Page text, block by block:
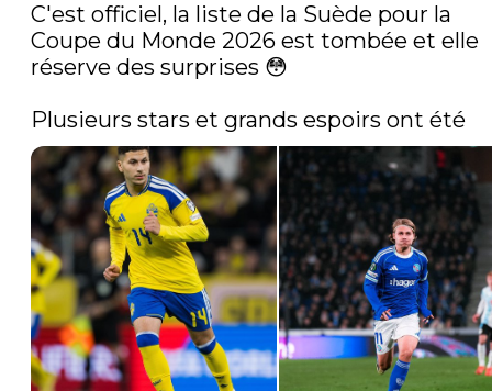
C'est officiel, la liste de la Suède pour la
Coupe du Monde 2026 est tombée et elle
réserve des surprises 😳
Plusieurs stars et grands espoirs ont été